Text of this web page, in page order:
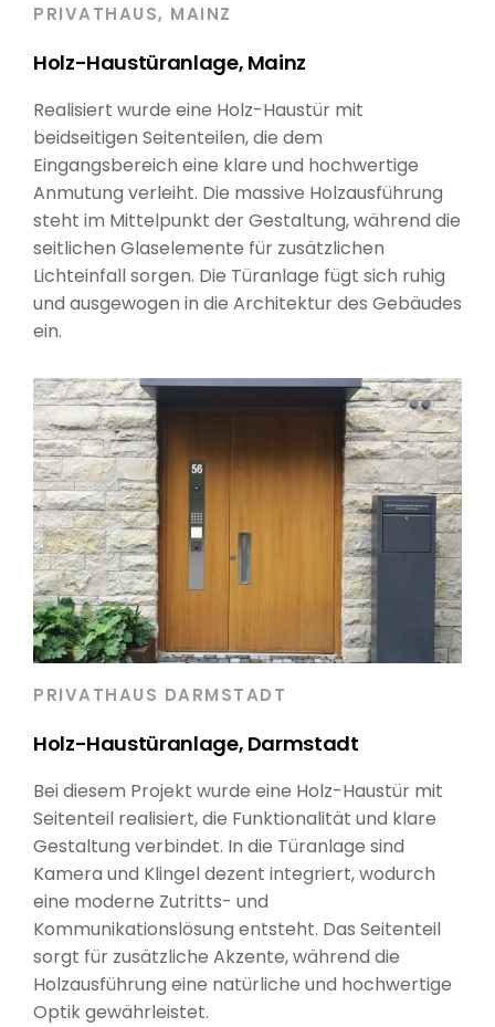
PRIVATHAUS, MAINZ
Holz-Haustüranlage, Mainz
Realisiert wurde eine Holz-Haustür mit
beidseitigen Seitenteilen, die dem
Eingangsbereich eine klare und hochwertige
Anmutung verleiht. Die massive Holzausführung
steht im Mittelpunkt der Gestaltung, während die
seitlichen Glaselemente für zusätzlichen
Lichteinfall sorgen. Die Türanlage fügt sich ruhig
und ausgewogen in die Architektur des Gebäudes
ein.
PRIVATHAUS DARMSTADT
Holz-Haustüranlage, Darmstadt
Bei diesem Projekt wurde eine Holz-Haustür mit
Seitenteil realisiert, die Funktionalität und klare
Gestaltung verbindet. In die Türanlage sind
Kamera und Klingel dezent integriert, wodurch
eine moderne Zutritts- und
Kommunikationslösung entsteht. Das Seitenteil
sorgt für zusätzliche Akzente, während die
Holzausführung eine natürliche und hochwertige
Optik gewährleistet.